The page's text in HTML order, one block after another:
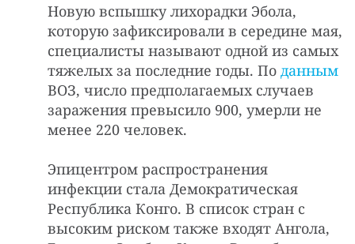
Новую вспышку лихорадки Эбола,
которую зафиксировали в середине мая,
специалисты называют одной из самых
тяжелых за последние годы. По данным
ВОЗ, число предполагаемых случаев
заражения превысило 900, умерли не
менее 220 человек.
Эпицентром распространения
инфекции стала Демократическая
Республика Конго. В список стран с
высоким риском также входят Ангола,